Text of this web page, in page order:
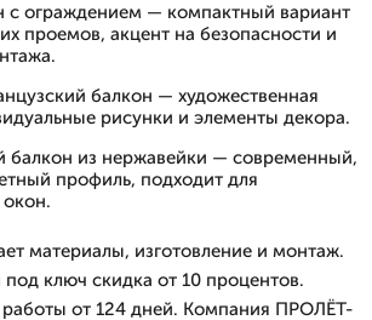
с ограждением — компактный вариант
проемов, акцент на безопасности и
балкон — художественная
рисунки и элементы декора.
балкон из нержавейки — современный,
профиль, подходит для
материалы, изготовление и монтаж.
под ключ скидка от 10 процентов.
работы от 124 дней. Компания ПРОЛЁТ-